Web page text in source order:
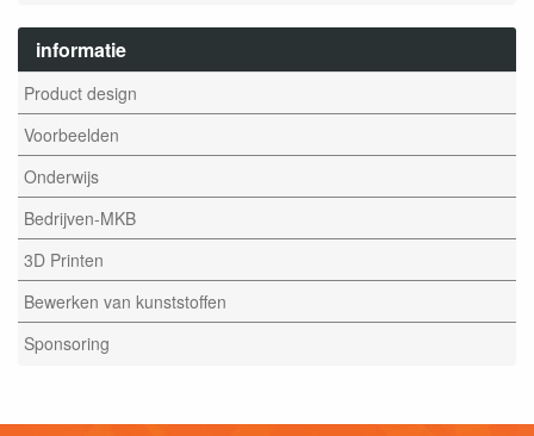
informatie
Product design
Voorbeelden
Onderwijs
Bedrijven-MKB
3D Printen
Bewerken van kunststoffen
Sponsoring